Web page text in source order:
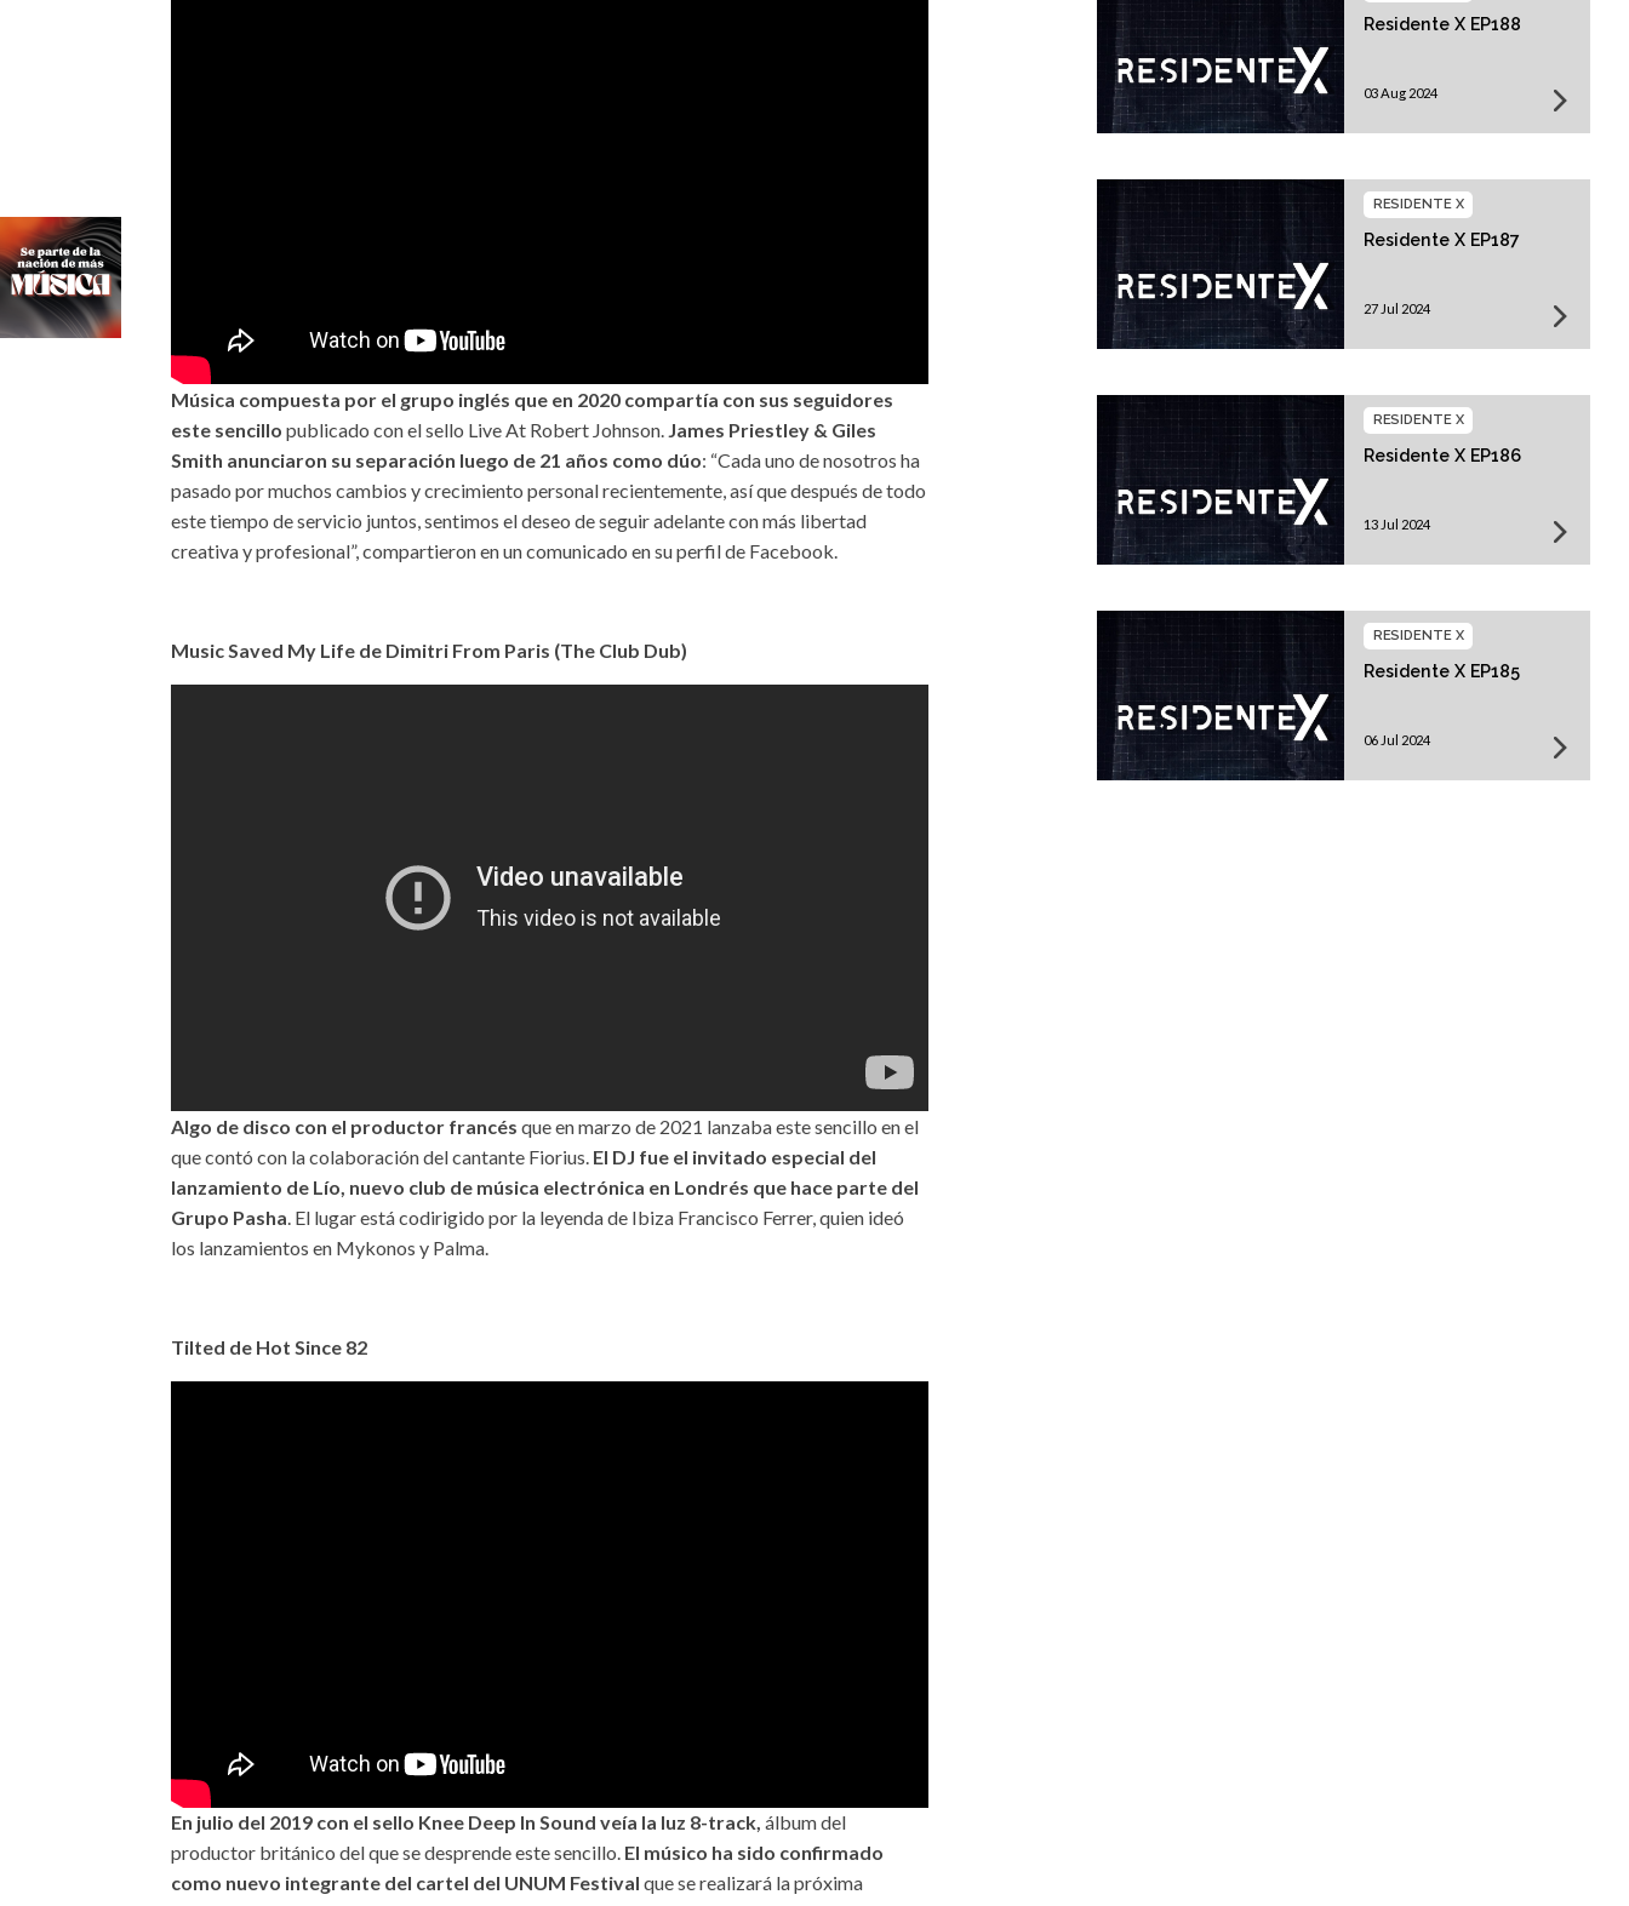
Música compuesta por el grupo inglés que en 2020 compartía con sus seguidores
este sencillopublicado con el sello Live At Robert Johnson. James Priestley & Giles
Smith anunciaron su separación luego de 21 años como dúo: “Cada uno de nosotros ha
pasado por muchos cambios y crecimiento personal recientemente, así que después de todo
este tiempo de servicio juntos, sentimos el deseo de seguir adelante con más libertad
creativa y profesional”, compartieron en un comunicado en su perfil de Facebook.
Music Saved My Life de Dimitri From Paris (The Club Dub)
Algo de disco con el productor francés que en marzo de 2021 lanzaba este sencillo en el
que contó con la colaboración del cantante Fiorius. El DJ fue el invitado especial del
lanzamiento de Lío, nuevo club de música electrónica en Londrés que hace parte del
Grupo Pasha . El lugar está codirigido por la leyenda de Ibiza Francisco Ferrer, quien ideó
los lanzamientos en Mykonos y Palma.
Tilted de Hot Since 82
En julio del 2019 con el sello Knee Deep In Sound veía la luz 8-track, álbum del
productor británico del que se desprende este sencillo. El músico ha sido confirmado
como nuevo integrante del cartel del UNUM Festival que se realizará la próxima
Residente X EP188
03 Aug 2024
Residente X EP187
RESIDENTE X
27 Jul 2024
Residente X EP186
RESIDENTE X
13 Jul 2024
Residente X EP185
RESIDENTE X
06 Jul 2024